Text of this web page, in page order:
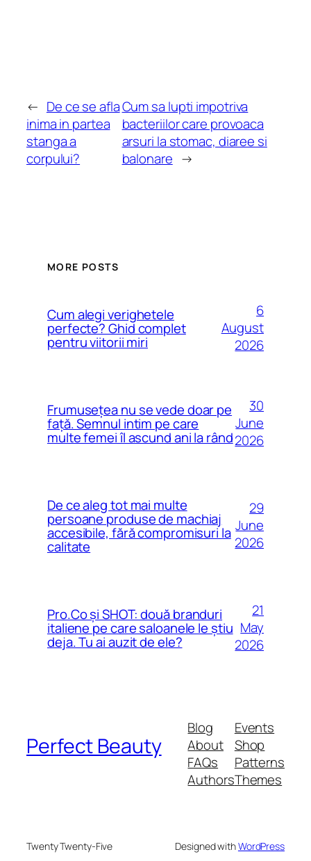
← De ce se afla
inima in partea
stanga a
corpului?
Cum sa lupti impotriva
bacteriilor care provoaca
arsuri la stomac, diaree si
balonare →
MORE POSTS
Cum alegi verighetele
perfecte? Ghid complet
pentru viitorii miri
6
August
2026
Frumusețea nu se vede doar pe
față. Semnul intim pe care
multe femei îl ascund ani la rând
30
June
2026
De ce aleg tot mai multe
persoane produse de machiaj
accesibile, fără compromisuri la
calitate
29
June
2026
Pro.Co și SHOT: două branduri
italiene pe care saloanele le știu
deja. Tu ai auzit de ele?
21
May
2026
Perfect Beauty
Blog
About
FAQs
Authors
Events
Shop
Patterns
Themes
Twenty Twenty-Five Designed withWordPress